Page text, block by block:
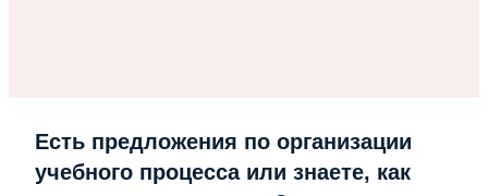
Есть предложения по организации
учебного процесса или знаете, как